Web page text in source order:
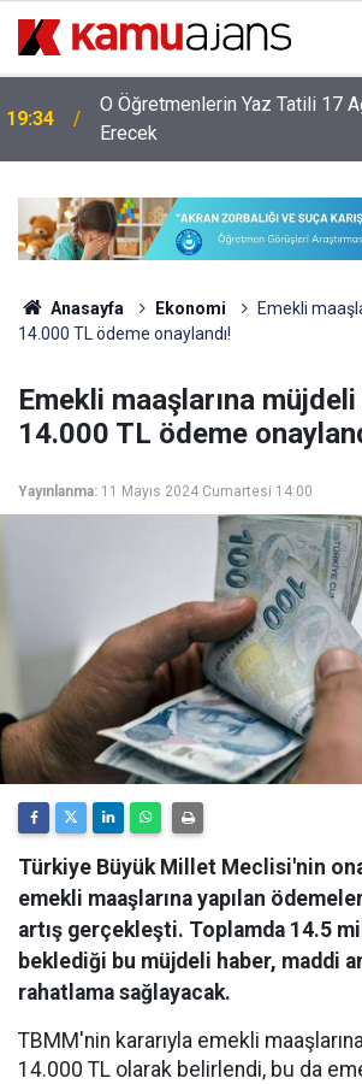
19:34
O Öğretmenlerin Yaz Tatili 17
Erecek
Anasayfa Ekonomi
Emekli
14.000 TL ödeme onaylandı!
Emekli maaşlarına
14.000 TL ödeme
Yayınlanma: 11 Mayıs 2024 Cumartesi 14:00
Türkiye Büyük Millet Meclisi'nin
emekli maaşlarına yapılan
artış gerçekleşti. Toplamda 14.5
beklediği bu müjdeli haber, maddi
rahatlama sağlayacak.
TBMM'nin kararıyla emekli
14.000 TL olarak belirlendi, bu da